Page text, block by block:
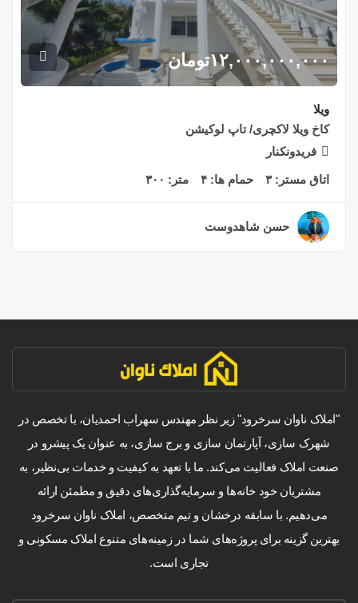
۱۲,۰۰۰,۰۰۰,۰۰۰تومان
ویلا
کاخ ویلا لاکچری/ تاپ لوکیشن
فریدونکنار
اتاق مستر:۳ حمام ها: ۴ متر: ۳۰۰
حسن شاهدوست
"املاک ناوان سرخرود" زیر نظر مهندس سهراب احمدیان، با تخصص در
شهرک سازی، آپارتمان سازی و برج سازی، به عنوان یک پیشرو در
صنعت املاک فعالیت می‌کند. ما با تعهد به کیفیت و خدمات بی‌نظیر، به
مشتریان خود خانه‌ها و سرمایه‌گذاری‌های دقیق و مطمئن ارائه
می‌دهیم. با سابقه درخشان و تیم متخصص، املاک ناوان سرخرود
بهترین گزینه برای پروژه‌های شما در زمینه‌های متنوع املاک مسکونی و
تجاری است.